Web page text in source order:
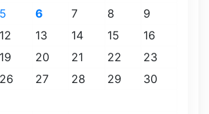
5 6 7 8
9
12 13 14 15
16
19 20 21 22
23
26 27 28 29
30